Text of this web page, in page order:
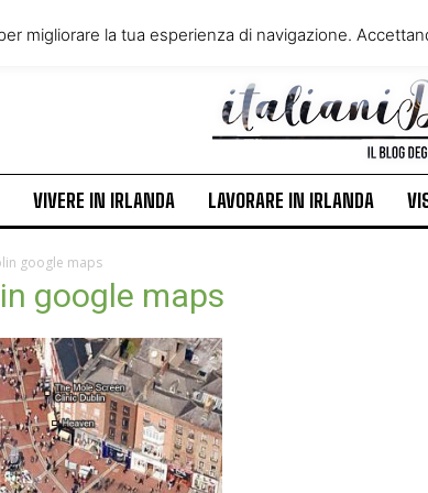
VIVERE IN IRLANDA LAVORARE IN IRLANDA
google maps
google maps
migliorare la tua esperienza di navigazione.